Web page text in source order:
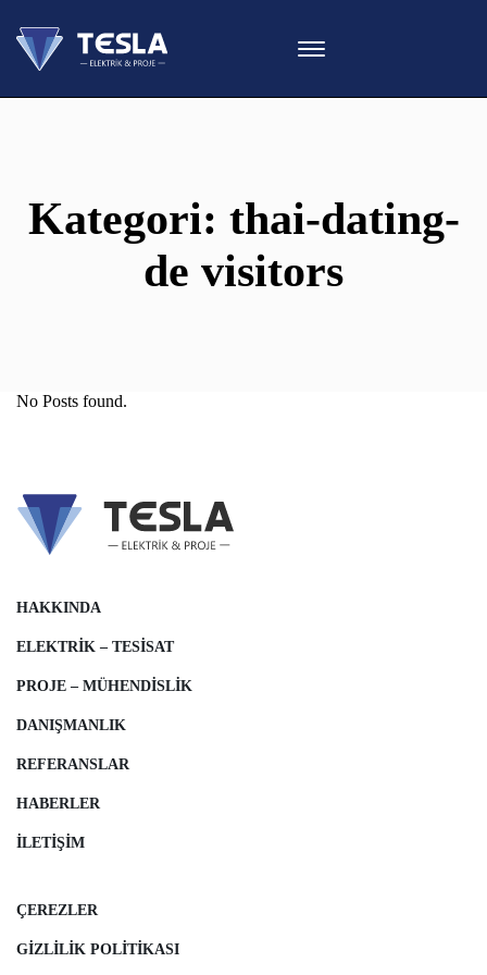
Kategori: thai-dating-
de visitors
No Posts found.
HAKKINDA
ELEKTRIK – TESISAT
PROJE – MÜHENDISLIK
DANIŞMANLIK
REFERANSLAR
HABERLER
İLETIŞIM
ÇEREZLER
GIZLILIK POLITIKASI